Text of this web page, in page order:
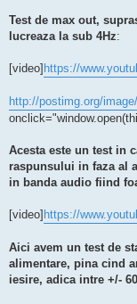
Test de max out,
lucreaza la sub 4Hz:
[video] https://
http://postimg.org/
Acesta este un test in
raspunsului in faza al
in banda audio fiind
[video] https://
Aici avem un test de
alimentare, pina cind
iesire, adica intre +/-